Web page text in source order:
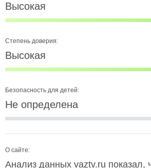
Высокая
Степень доверия:
Высокая
Безопасность для детей:
Не определена
О сайте:
Анализ данных vaztv.ru показал,